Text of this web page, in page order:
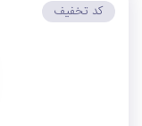
کد تخفیف